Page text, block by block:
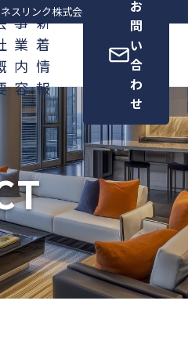
スリンク株式会社（東京都港区）
事
業
内
容
新
着
情
報
お
問
い
合
わ
せ